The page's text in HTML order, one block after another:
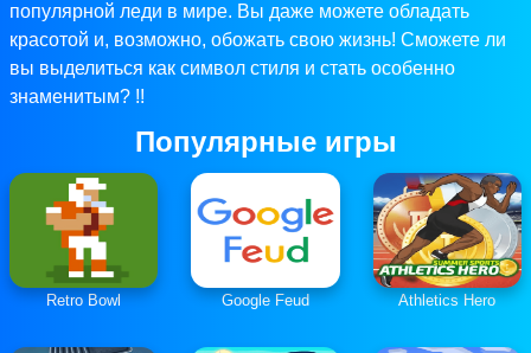
популярной леди в мире. Вы даже можете обладать
красотой и, возможно, обожать свою жизнь! Сможете ли
вы выделиться как символ стиля и стать особенно
знаменитым? !!
Популярные игры
Retro Bowl Google Feud Athletics Hero